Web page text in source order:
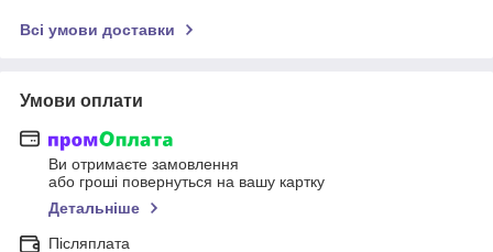
Всі умови доставки
Умови оплати
Ви отримаєте замовлення
або гроші повернуться на вашу картку
Детальніше
Післяплата